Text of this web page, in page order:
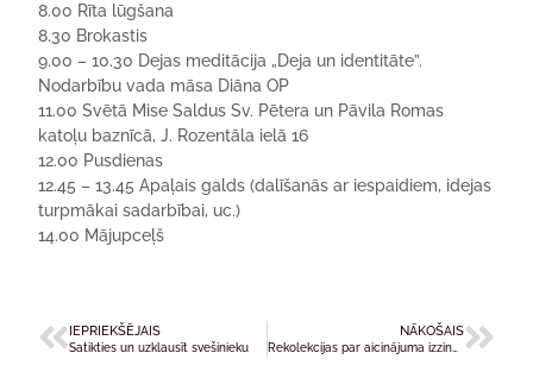
8.00 Rīta lūgšana
8.30 Brokastis
9.00 – 10.30 Dejas meditācija „Deja un identitāte”.
Nodarbību vada māsa Diāna OP
11.00 Svētā MiseSaldus Sv. Pētera un Pāvila Romas
katoļu baznīcā, J. Rozentāla ielā 16
12.00 Pusdienas
12.45 – 13.45 Apaļais galds (dalīšanās ar iespaidiem, idejas
turpmākai sadarbībai, uc.)
14.00 Mājupceļš
IEPRIEKŠĒJAIS
Satikties un uzklausīt svešinieku
NĀKOŠAIS
Rekolekcijas par aicinājuma izzināšanu māsu kalpoņu klosterī